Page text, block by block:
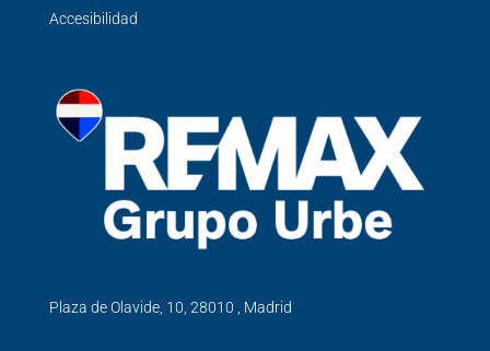
Accesibilidad
Plaza de Olavide, 10, 28010 , Madrid